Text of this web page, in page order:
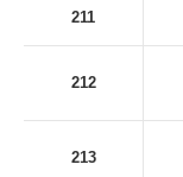
211
212
213